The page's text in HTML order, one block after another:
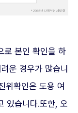
로 본인 확인을 하
운 경우가 많습니
위확인은 도용 여
있습니다.또한, 오